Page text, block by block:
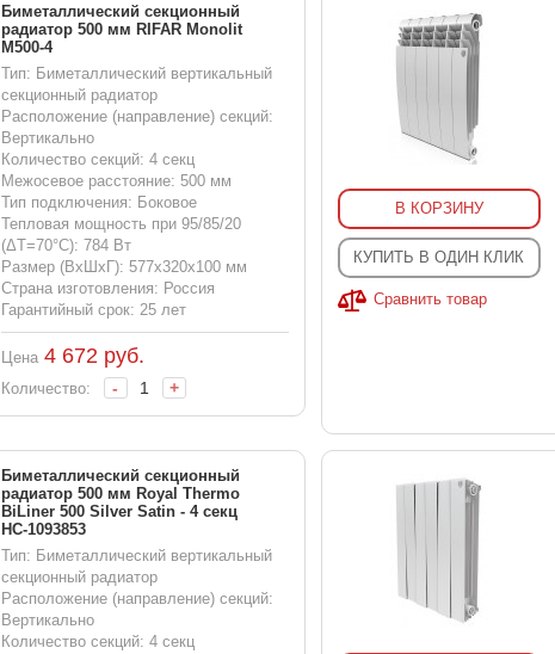
Биметаллический секционный
радиатор 500 мм RIFAR Monolit
M500-4
Тип: Биметаллический вертикальный
секционный радиатор
Расположение (направление) секций:
Вертикально
Количество секций: 4 секц
Межосевое расстояние: 500 мм
Тип подключения: Боковое
Тепловая мощность при 95/85/20
(ΔT=70°C): 784 Вт
Размер (ВхШхГ): 577x320x100 мм
Страна изготовления: Россия
Гарантийный срок: 25 лет
Цена 4 672руб.
Количество: - +
В КОРЗИНУ
КУПИТЬ В ОДИН КЛИК
Сравнить товар
Биметаллический секционный
радиатор 500 мм Royal Thermo
BiLiner 500 Silver Satin - 4 секц
НС-1093853
Тип: Биметаллический вертикальный
секционный радиатор
Расположение (направление) секций:
Вертикально
Количество секций: 4 секц